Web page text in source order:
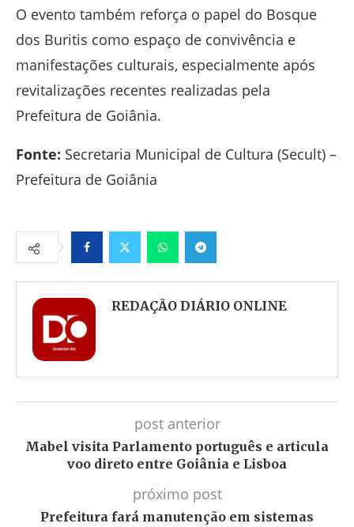
O evento também reforça o papel do Bosque
dos Buritis como espaço de convivência e
manifestações culturais, especialmente após
revitalizações recentes realizadas pela
Prefeitura de Goiânia.
Fonte: Secretaria Municipal de Cultura (Secult) –
Prefeitura de Goiânia
FacebookTwitter WhatsappTelegram
REDAÇÃO DIÁRIO ONLINE
post anterior
Mabel visita Parlamento português e articula
voo direto entre Goiânia e Lisboa
próximo post
Prefeitura fará manutenção em sistemas